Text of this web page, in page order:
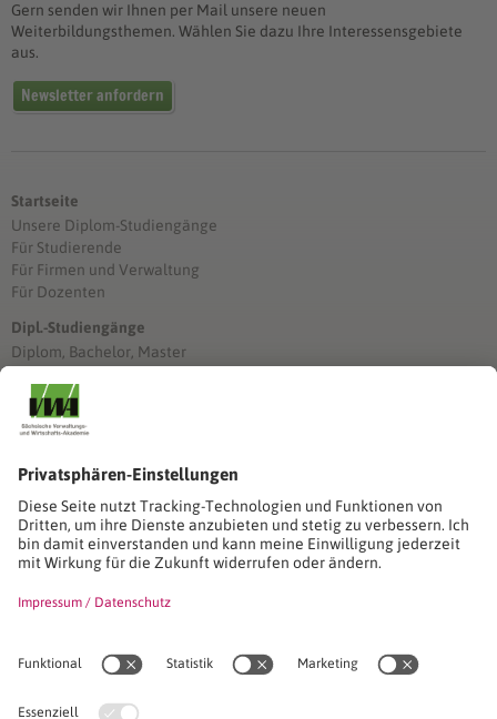
Gern senden wir Ihnen per Mail unsere neuen
Weiterbildungsthemen. Wählen Sie dazu Ihre Interessensgebiete
aus.
Newsletter anfordern
Startseite
Unsere Diplom-Studiengänge
Für Studierende
Für Firmen und Verwaltung
Für Dozenten
Dipl.-Studiengänge
Diplom, Bachelor, Master
Stimmen unserer Absolventinnen und Absolventen
Stimmen unserer Absolventinnen und Absolventen
Seminare
Seminardatenbank
Inhouseanfragen
Seminarreihen
VWA stellt sich vor